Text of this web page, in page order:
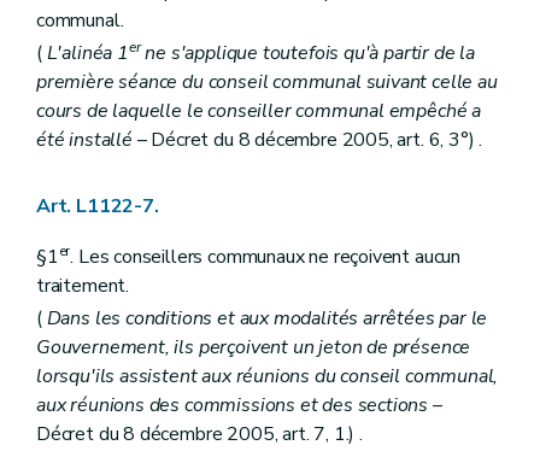
Chapitre III Le bureau et le président
Section première Mode de désignation et statut des membres du bureau et du président
Art. L1413-1
Section 2
Réunions, délibérations et décisions du bureau
Art. L1413-2
Chapitre IV
Art. L1414-1
Titre II
Chapitre premier Disposition générale
Art. L1421-1
Chapitre II Rédaction et publication des actes
Art. L1422-1
Art. L1422-2
Titre III Consultation populaire
communal.
(L'alinéa 1erne s'applique toutefois qu'à partir de la
première séance du conseil communal suivant celle au
cours de laquelle le conseiller communal empêché a
été installé – Décret du 8 décembre 2005, art. 6, 3°) .
Art. L1122-7.
§1er. Les conseillers communaux ne reçoivent aucun
traitement.
(Dans les conditions et aux modalités arrêtées par le
Gouvernement, ils perçoivent un jeton de présence
lorsqu'ils assistent aux réunions du conseil communal,
aux réunions des commissions et des sections –
Décret du 8 décembre 2005, art. 7, 1.) .